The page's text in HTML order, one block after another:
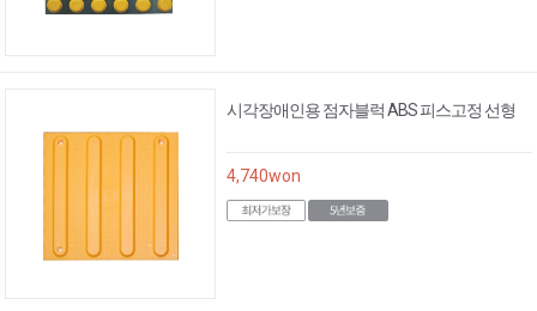
시각장애인용 점자블럭 ABS 피스고정 선형
4,740won